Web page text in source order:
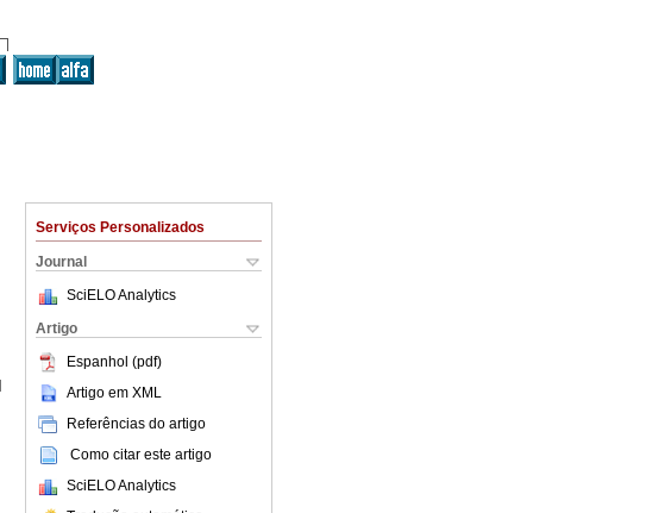
Serviços Personalizados
Journal
SciELO Analytics
Artigo
Espanhol (pdf)
Artigo em XML
Referências do artigo
Como citar este artigo
SciELO Analytics